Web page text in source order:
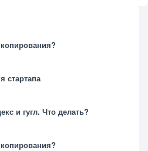
стартапа
и гугл. Что делать?